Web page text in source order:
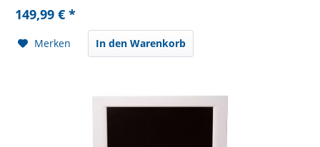
149,99 € *
Merken In den Warenkorb